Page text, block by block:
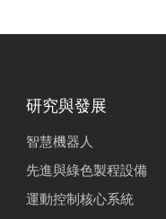
張耀中
研究與發展
智慧機器人
先進與綠色製程設備
運動控制核心系統